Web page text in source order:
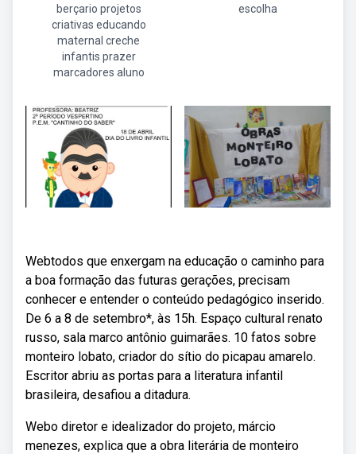
berçario projetos
criativas educando
maternal creche
infantis prazer
marcadores aluno
escolha
Webtodos que enxergam na educação o caminho para
a boa formação das futuras gerações, precisam
conhecer e entender o conteúdo pedagógico inserido.
De 6 a 8 de setembro*, às 15h. Espaço cultural renato
russo, sala marco antônio guimarães. 10 fatos sobre
monteiro lobato, criador do sítio do picapau amarelo.
Escritor abriu as portas para a literatura infantil
brasileira, desafiou a ditadura.
Webo diretor e idealizador do projeto, márcio
menezes, explica que a obra literária de monteiro